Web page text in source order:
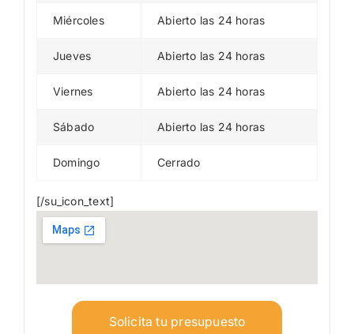
Miércoles Abierto las 24 horas
Jueves Abierto las 24 horas
Viernes Abierto las 24 horas
Sábado Abierto las 24 horas
Domingo Cerrado
[/su_icon_text]
Solicita tu presupuesto